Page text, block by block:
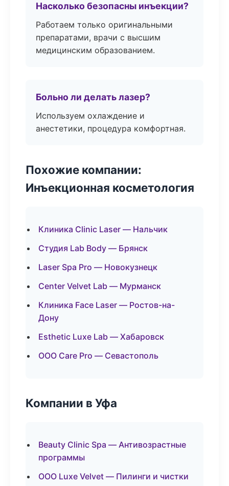
Насколько безопасны инъекции?
Работаем только оригинальными
препаратами, врачи с высшим
медицинским образованием.
Больно ли делать лазер?
Используем охлаждение и
анестетики, процедура комфортная.
Похожие компании:
Инъекционная косметология
Клиника Clinic Laser — Нальчик
Студия Lab Body — Брянск
Laser Spa Pro — Новокузнецк
Center Velvet Lab — Мурманск
Клиника Face Laser — Ростов-на-
Дону
Esthetic Luxe Lab — Хабаровск
ООО Care Pro — Севастополь
Компании в Уфа
Beauty Clinic Spa — Антивозрастные
программы
ООО Luxe Velvet — Пилинги и чистки